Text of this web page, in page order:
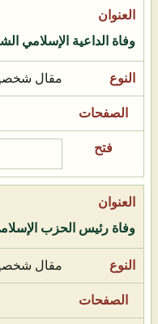
وفاة الداعية الإسلامي
مقال
وفاة رئيس الحزب
مقال